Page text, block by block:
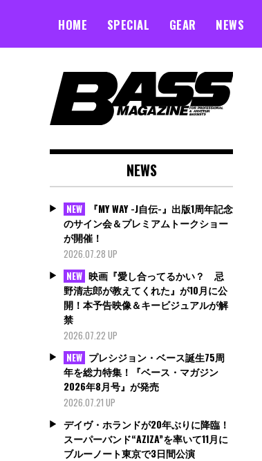
HOME SPECIAL GEAR NEWS
NEWS
NEW
『MY WAY -J自伝-』出版1周年記念
のサイン会＆プレミアムトークショー
が開催！
2026.07.28 UP
NEW 映画『愛し合ってるかい？ 忌
野清志郎が教えてくれた』が10月に公
開！本予告映像＆キービジュアルが解
禁
2026.07.22 UP
NEW プレシジョン・ベース誕生75周
年を総力特集！『ベース・マガジン
2026年8月号』が発売
2026.07.21 UP
デイヴ・ホランドが20年ぶりに降臨！
スーパーバンド“AZIZA”を率いて11月に
ブルーノート東京で3日間公演